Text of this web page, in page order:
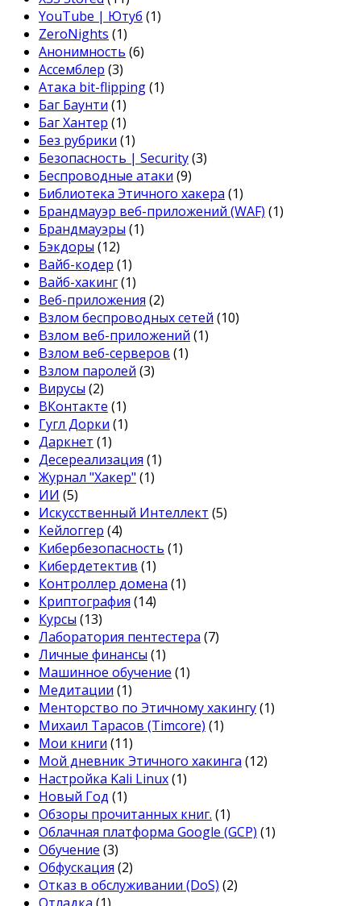
YouTube | Ютуб (1)
ZeroNights (1)
Анонимность (6)
Ассемблер (3)
Атака bit-flipping(1)
Баг Баунти (1)
Баг Хантер (1)
Без рубрики (1)
Безопасность | Security(3)
Беспроводные атаки (9)
Библиотека Этичного хакера (1)
Брандмауэр веб-приложений (WAF) (1)
Брандмауэры (1)
Бэкдоры (12)
Вайб-кодер (1)
Вайб-хакинг(1)
Веб-приложения (2)
Взлом беспроводных сетей (10)
Взлом веб-приложений (1)
Взлом веб-серверов (1)
Взлом паролей (3)
Вирусы (2)
ВКонтакте (1)
Гугл Дорки (1)
Даркнет (1)
Десереализация (1)
Журнал "Хакер" (1)
ИИ (5)
Искусственный Интеллект (5)
Кейлоггер (4)
Кибербезопасность (1)
Кибердетектив (1)
Контроллер домена (1)
Криптография (14)
Курсы (13)
Лаборатория пентестера (7)
Личные финансы (1)
Машинное обучение (1)
Медитации (1)
Менторство по Этичному хакингу(1)
Михаил Тарасов (Timcore) (1)
Мои книги (11)
Мой дневник Этичного хакинга (12)
Настройка Kali Linux(1)
Новый Год (1)
Обзоры прочитанных книг. (1)
Облачная платформа Google (GCP) (1)
Обучение (3)
Обфускация (2)
Отказ в обслуживании (DoS) (2)